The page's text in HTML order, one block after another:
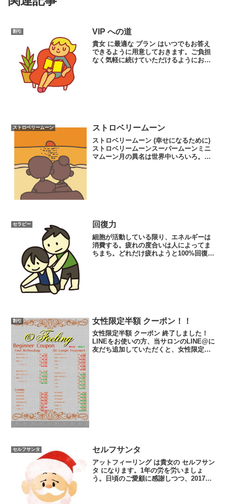
割引 VIP への道
貴女 に最適な プラン はいつでもお答え
できるように用意しておきます。ご負担
なく気軽に続けていただけるようにお楽
ストロベリームーン ストロベリームーン
ストロベリームーン (幸せになるために)
ストロベリームーンスーパームーンミニ
マムーン月の異名は世界中いろいろ。太
セラピー 回復力
細胞が活動している限り、エネルギーは
消費する。疲れの度合いは人によってま
ちまち。どれだけ疲れようと100%回復で
割引 女性限定半額 クーポン！！
女性限定半額 クーポン 終了しました！
LINEをお使いの方、当サロンのLINE@に
友だち追加していただくと、女性限定半
セルフサンタ セルフサンタ
アットフィーリング は貴女の セルフサン
タ になります。1年の労を労いましょ
う。日頃のご愛顧に感謝しつつ、2017年